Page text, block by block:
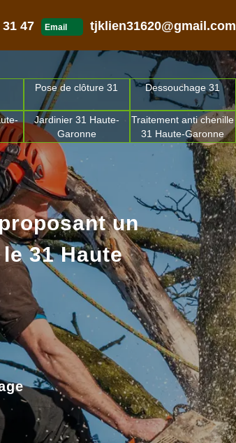
47 Email tjklien31620@gmail.com
Pose de clôture 31 Dessouchage 31
Jardinier 31 Haute-
Garonne
Traitement anti chenille
31 Haute-Garonne
un
31 Haute